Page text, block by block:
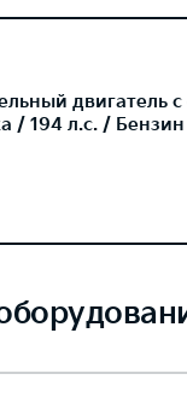
двигатель
/ 194 л.с. / Бензин